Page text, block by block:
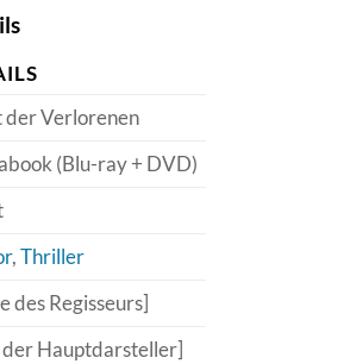
der Verlorenen
(Blu-ray + DVD)
,Thriller
des Regisseurs]
der Hauptdarsteller]